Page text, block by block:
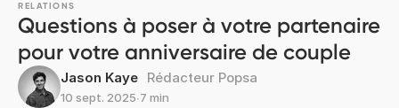
RELATIONS
Questions à poser à votre partenaire
pour votre anniversaire de couple
Jason Kaye Rédacteur Popsa
10 sept. 2025∙7 min